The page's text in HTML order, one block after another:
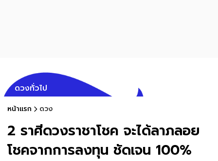
ดวงทั่วไป
หน้าแรก ดวง
2 ราศีดวงราชาโชค จะได้ลาภลอย
โชคจากการลงทุน ชัดเจน 100%